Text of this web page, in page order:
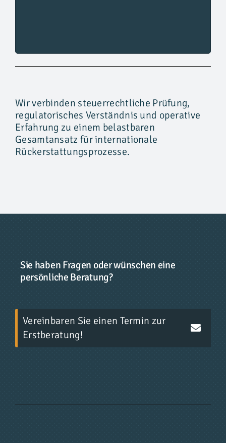
Wir verbinden steuerrechtliche Prüfung,
regulatorisches Verständnis und operative
Erfahrung zu einem belastbaren
Gesamtansatz für internationale
Rückerstattungsprozesse.
Sie haben Fragen oder wünschen eine
persönliche Beratung?
Vereinbaren Sie einen Termin zur
Erstberatung!